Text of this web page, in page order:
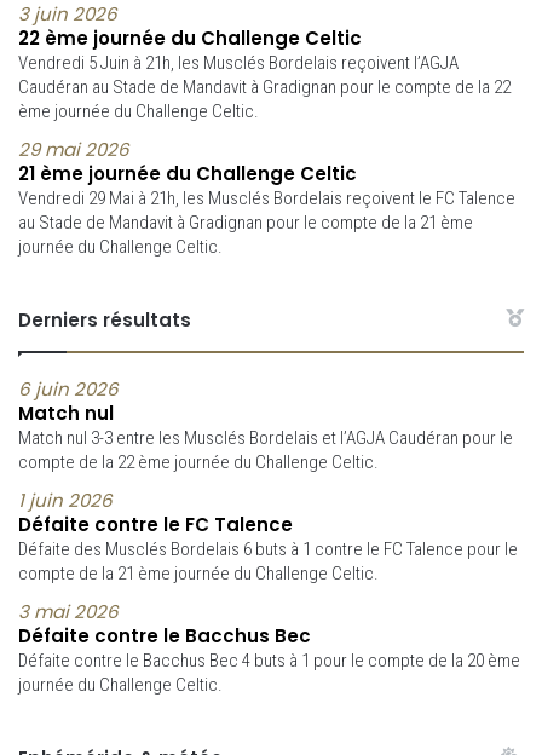
3 juin 2026
22 ème journée du Challenge Celtic
Vendredi 5 Juin à 21h, les Musclés Bordelais reçoivent l’AGJA
Caudéran au Stade de Mandavit à Gradignan pour le compte de la 22
ème journée du Challenge Celtic.
29 mai 2026
21 ème journée du Challenge Celtic
Vendredi 29 Mai à 21h, les Musclés Bordelais reçoivent le FC Talence
au Stade de Mandavit à Gradignan pour le compte de la 21 ème
journée du Challenge Celtic.
Derniers résultats
6 juin 2026
Match nul
Match nul 3-3 entre les Musclés Bordelais et l’AGJA Caudéran pour le
compte de la 22 ème journée du Challenge Celtic.
1 juin 2026
Défaite contre le FC Talence
Défaite des Musclés Bordelais 6 buts à 1 contre le FC Talence pour le
compte de la 21 ème journée du Challenge Celtic.
3 mai 2026
Défaite contre le Bacchus Bec
Défaite contre le Bacchus Bec 4 buts à 1 pour le compte de la 20 ème
journée du Challenge Celtic.